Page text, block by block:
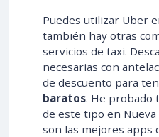
Puedes utilizar Uber
también hay otras
servicios de taxi.
necesarias con
de descuento para
baratos. He probado
de este tipo en
son las mejores apps